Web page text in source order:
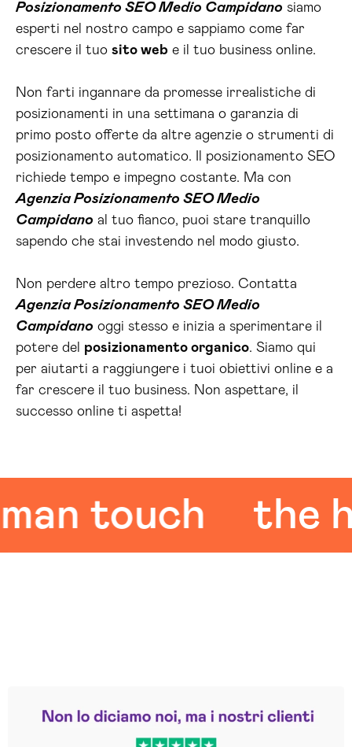
Posizionamento SEO Medio Campidano siamo
esperti nel nostro campo e sappiamo come far
crescere il tuo sito web e il tuo business online.
Non farti ingannare da promesse irrealistiche di
posizionamenti in una settimana o garanzia di
primo posto offerte da altre agenzie o strumenti di
posizionamento automatico. Il posizionamento SEO
richiede tempo e impegno costante. Ma con
Agenzia Posizionamento SEO Medio
Campidano al tuo fianco, puoi stare tranquillo
sapendo che stai investendo nel modo giusto.
Non perdere altro tempo prezioso. Contatta
Agenzia Posizionamento SEO Medio
Campidano oggi stesso e inizia a sperimentare il
potere del posizionamento organico. Siamo qui
per aiutarti a raggiungere i tuoi obiettivi online e a
far crescere il tuo business. Non aspettare, il
successo online ti aspetta!
touch the
Trustpilot